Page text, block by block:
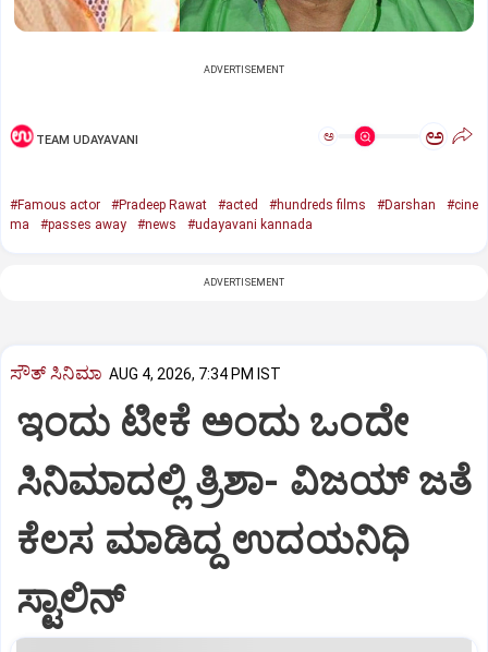
ADVERTISEMENT
TEAM UDAYAVANI ಅ ಅ
#Famous actor #Pradeep Rawat #acted #hundreds films #Darshan
#cine
ma
#passes away #news #udayavani kannada
ADVERTISEMENT
ಸೌತ್‌ ಸಿನಿಮಾ AUG 4, 2026, 7:34 PM IST
ಇಂದು ಟೀಕೆ ಅಂದು ಒಂದೇ
ಸಿನಿಮಾದಲ್ಲಿ ತ್ರಿಶಾ- ವಿಜಯ್‌ ಜತೆ
ಕೆಲಸ ಮಾಡಿದ್ದ ಉದಯನಿಧಿ
ಸ್ಟಾಲಿನ್